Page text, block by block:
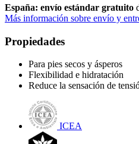
España: envío estándar gratuito
Más información sobre envío y
Propiedades
Para pies secos y ásperos
Flexibilidad e hidratación
Reduce la sensación de
ICEA